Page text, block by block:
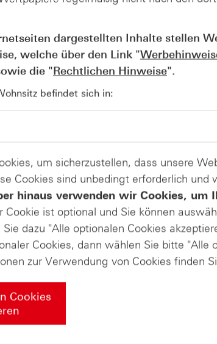
AUGUST
07
Wie lange bleibt der
Rekordlaune? - ntv
07.08.26
dargestellten Inhalte stellen
welche über den Link "
die "Rechtlichen Hinweise".
befindet sich in:
um sicherzustellen, dass unsere
Cookies sind unbedingt erforderlich und
hinaus verwenden wir Cookies, um
Cookie ist optional und Sie können
dazu "Alle optionalen Cookies
Cookies, dann wählen Sie bitte "Alle
zur Verwendung von Cookies finden
Cookies